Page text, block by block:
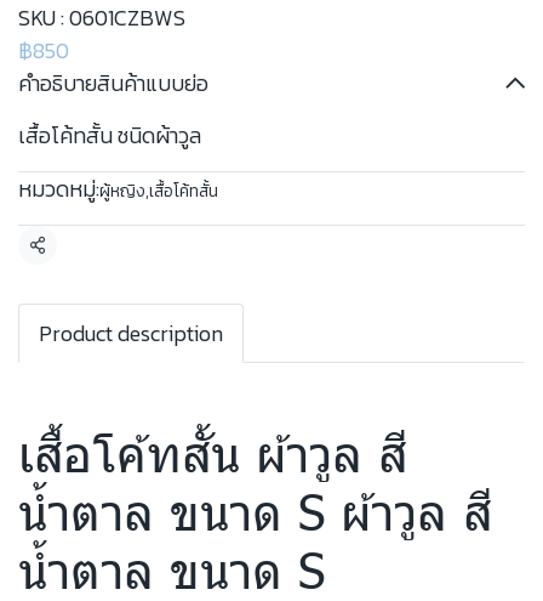
SKU : 0601CZBWS
฿850
คำอธิบายสินค้าแบบย่อ
เสื้อโค้ทสั้น ชนิดผ้าวูล
หมวดหมู่:ผู้หญิง,เสื้อโค้ทสั้น
แชร์
Product description
เสื้อโค้ทสั้น ผ้าวูล สี
น้ำตาล ขนาด S ผ้าวูล สี
น้ำตาล ขนาด S